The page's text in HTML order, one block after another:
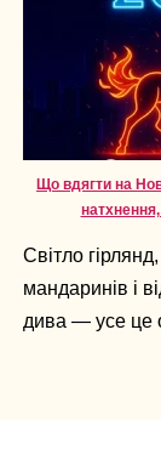
Що вдягти на
Світло
мандаринів і
дива — усе це